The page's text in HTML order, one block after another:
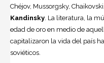
Chéjov, Mussorgsky,
Kandinsky. La literatura, la
edad de oro en medio de
capitalizaron la vida del país
soviéticos.